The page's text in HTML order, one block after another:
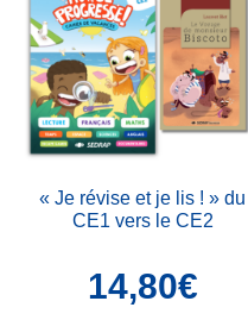
« Je révise et je lis ! » du
CE1 vers le CE2
14,80€